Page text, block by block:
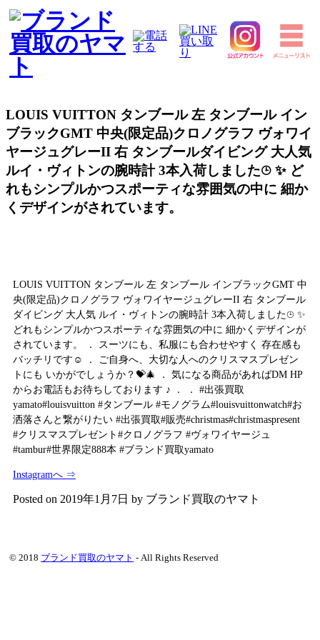
LOUIS VUITTON タンブール 左 タンブール イン
ブラックGMT 中央(限定品)クロノグラフ ヴォワイ
ヤージュグレーII 右 タンブールダイビング 大人気
ルイ・ヴィトンの腕時計 3本入荷しました⌚︎ ✨ ど
れもシンプルかつスポーティな雰囲気の中に 細か
くデザインがされています。
LOUIS VUITTON タンブール 左 タンブール インブラックGMT 中
央(限定品)クロノグラフ ヴォワイヤージュグレーII 右 タンブール
ダイビング 大人気 ルイ・ヴィトンの腕時計 3本入荷しました⌚︎ ✨
どれもシンプルかつスポーティな雰囲気の中に 細かくデザインが
されています。 ． スーツにも、私服にも合わせやすく 存在感も
バッチリです☺️ ． ご自身へ、大切な人へのクリスマスプレゼン
トにも いかがでしょうか？💝🎄 ． 気になる商品があればDM HP
からお電話もお待ちしております ♪ ． ． #出張買取
yamato#louisvuitton #タンブール #モノグラム#louisvuittonwatch#お
洒落さんと繋がりたい #出張買取#販売#christmas#christmaspresent
#クリスマスプレゼント#クロノグラフ #ヴォワイヤージュ
#tambur#世界限定888本 #ブランド買取yamato
Instagramへ ⇒
Posted on 2019年1月7日 by ブランド買取のヤマト
© 2018 ブランド買取のヤマト - All Rights Reserved